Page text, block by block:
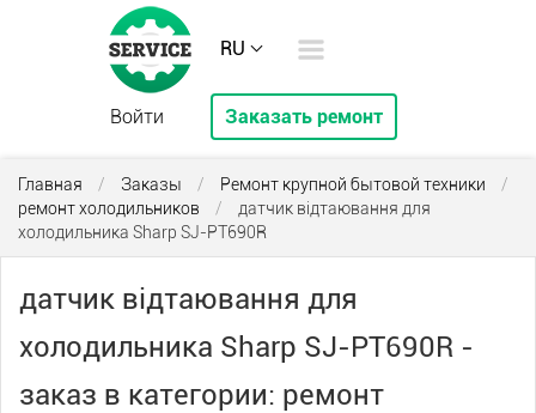
RU
Войти Заказать ремонт
Главная / Заказы / Ремонт крупной бытовой техники
/
ремонт холодильников
/
датчик відтаювання для
холодильника Sharp SJ-PT690R
датчик відтаювання для
холодильника Sharp SJ-PT690R -
заказ в категории: ремонт